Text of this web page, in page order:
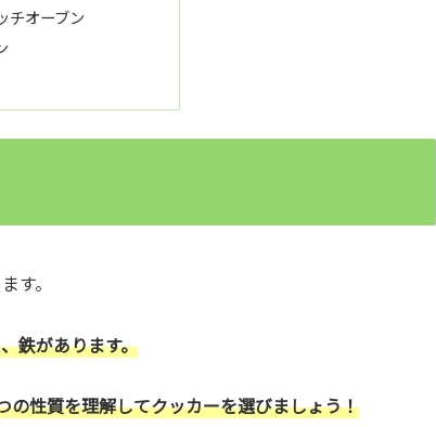
チオーブン
す。
鉄があります。
性質を理解してクッカーを選びましょう！